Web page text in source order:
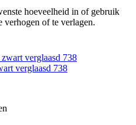
hoeveelheid in of gebruik
verhogen of te verlagen.
verglaasd 738